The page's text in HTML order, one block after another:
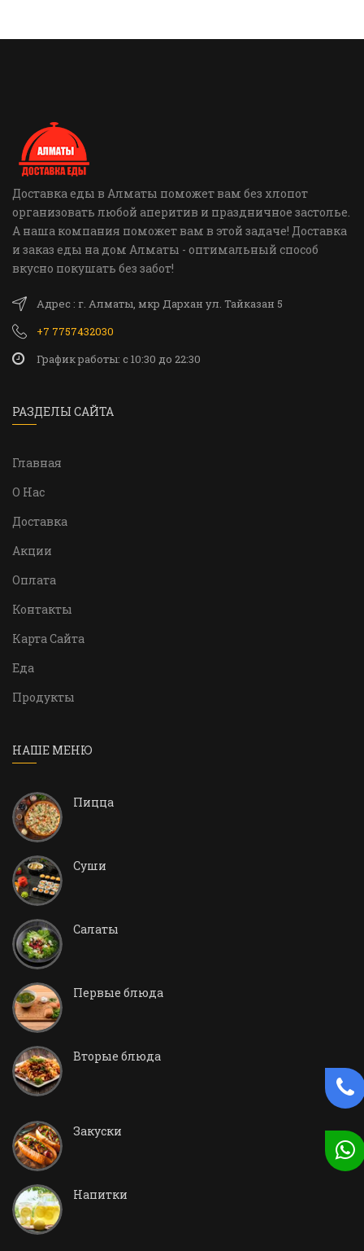
Доставка еды в Алматы поможет вам без хлопот
организовать любой аперитив и праздничное застолье.
А наша компания поможет вам в этой задаче! Доставка
и заказ еды на дом Алматы - оптимальный способ
вкусно покушать без забот!
Адрес : г. Алматы, мкр Дархан ул. Тайказан 5
+7 7757432030
График работы: c 10:30 до 22:30
РАЗДЕЛЫ САЙТА
Главная
О Нас
Доставка
Акции
Оплата
Контакты
Карта Сайта
Еда
Продукты
НАШЕ МЕНЮ
Пицца
Суши
Салаты
Первые блюда
Вторые блюда
Закуски
Напитки